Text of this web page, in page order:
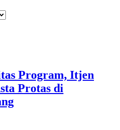
Program, Itjen
Protas di